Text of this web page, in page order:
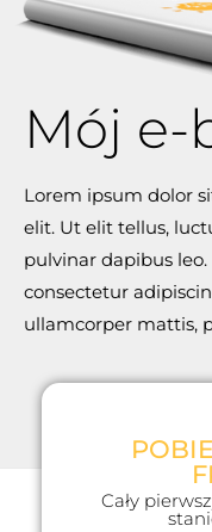
Mój e-
Lorem ipsum dolor
elit. Ut elit tellus,
pulvinar dapibus
consectetur
ullamcorper mattis,
Cały